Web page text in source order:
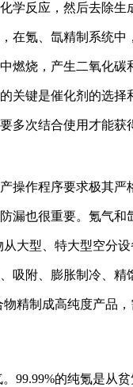
学反应，然后去除
在氪、氙精制系统
燃烧，产生二氧化
关键是催化剂的选
多次结合使用才能获
操作程序要求极其
漏也很重要。氪气和
大型、特大型空分
吸附、膨胀制冷、
精制成高纯度产品
99.99%的纯氪是从